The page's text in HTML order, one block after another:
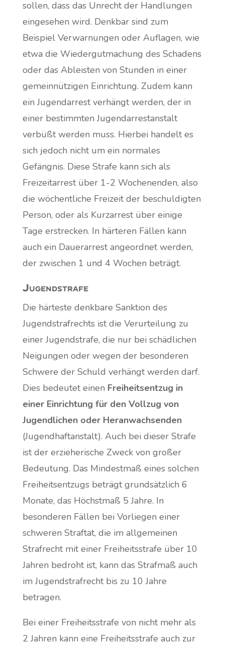
sollen, dass das Unrecht der Handlungen
eingesehen wird. Denkbar sind zum
Beispiel Verwarnungen oder Auflagen, wie
etwa die Wiedergutmachung des Schadens
oder das Ableisten von Stunden in einer
gemeinnützigen Einrichtung. Zudem kann
ein Jugendarrest verhängt werden, der in
einer bestimmten Jugendarrestanstalt
verbüßt werden muss. Hierbei handelt es
sich jedoch nicht um ein normales
Gefängnis. Diese Strafe kann sich als
Freizeitarrest über 1-2 Wochenenden, also
die wöchentliche Freizeit der beschuldigten
Person, oder als Kurzarrest über einige
Tage erstrecken. In härteren Fällen kann
auch ein Dauerarrest angeordnet werden,
der zwischen 1 und 4 Wochen beträgt.
Jugendstrafe
Die härteste denkbare Sanktion des
Jugendstrafrechts ist die Verurteilung zu
einer Jugendstrafe, die nur bei schädlichen
Neigungen oder wegen der besonderen
Schwere der Schuld verhängt werden darf.
Dies bedeutet einen Freiheitsentzug in
einer Einrichtung für den Vollzug von
Jugendlichen oder Heranwachsenden
(Jugendhaftanstalt). Auch bei dieser Strafe
ist der erzieherische Zweck von großer
Bedeutung. Das Mindestmaß eines solchen
Freiheitsentzugs beträgt grundsätzlich 6
Monate, das Höchstmaß 5 Jahre. In
besonderen Fällen bei Vorliegen einer
schweren Straftat, die im allgemeinen
Strafrecht mit einer Freiheitsstrafe über 10
Jahren bedroht ist, kann das Strafmaß auch
im Jugendstrafrecht bis zu 10 Jahre
betragen.
Bei einer Freiheitsstrafe von nicht mehr als
2 Jahren kann eine Freiheitsstrafe auch zur